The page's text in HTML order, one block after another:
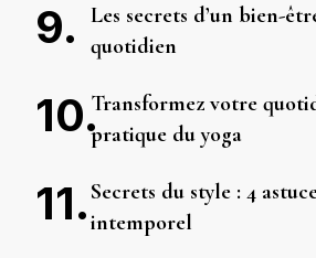
Les secrets d’un bien-
quotidien
Transformez votre
pratique du yoga
Secrets du style : 4
intemporel